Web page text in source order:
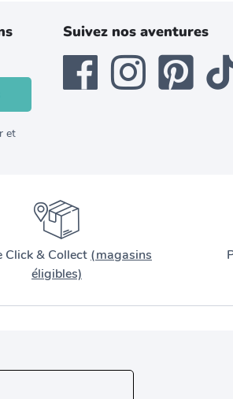
et
Suivez nos aventures
Click & Collect (magasins
éligibles)